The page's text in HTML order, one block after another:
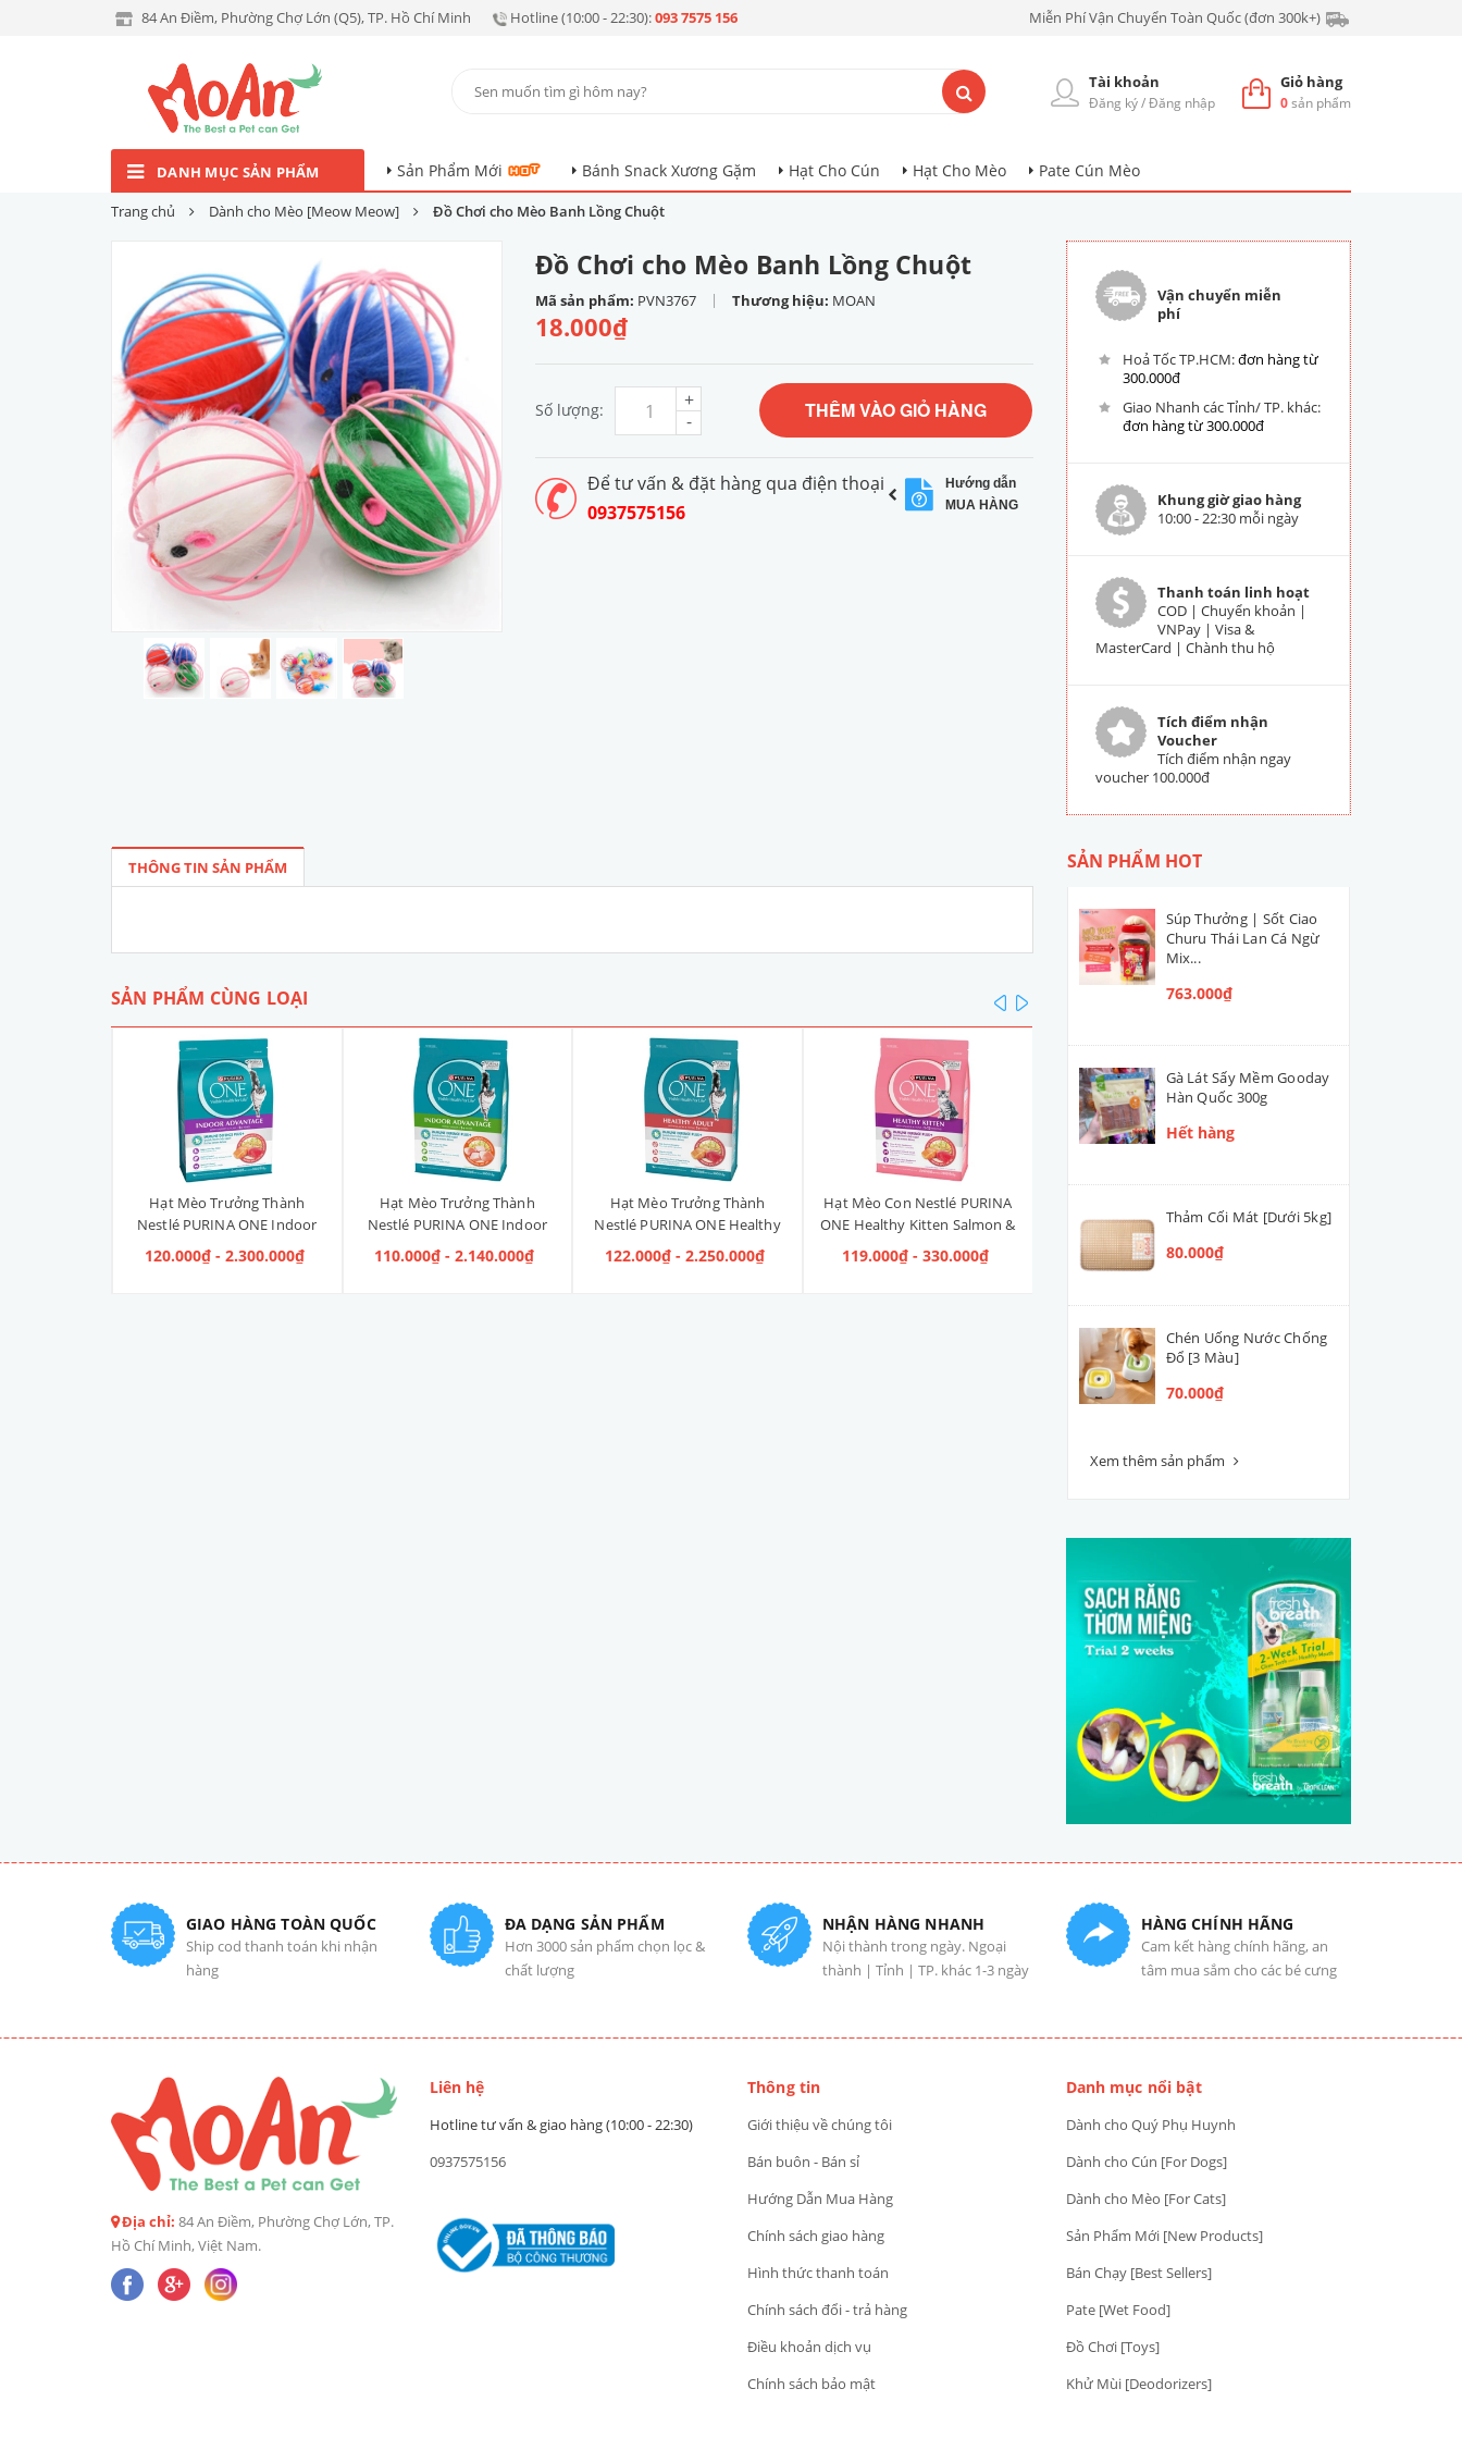
84 An Điềm, Phường Chợ Lớn (Q5), TP. Hồ Chí Minh Hotline (10:00 - 22:30):093 7575 156 Miễn Phí Vận Chuyển Toàn Quốc (đơn 300k+)
Giỏ hàng
0sản phẩm
Tài khoản
Đăng ký/Đăng nhập
DANH MỤC SẢN PHẨM Sản Phẩm Mới Bánh Snack Xương Gặm Hạt Cho Cún Hạt Cho Mèo Pate Cún Mèo
Trang chủ Dành cho Mèo [Meow Meow] Đồ Chơi cho Mèo Banh Lồng Chuột
Đồ Chơi cho Mèo Banh Lồng Chuột
Mã sản phẩm: PVN3767 | Thương hiệu: MOAN
18.000₫
Số lượng: -
+ THÊM VÀO GIỎ HÀNG
Để tư vấn & đặt hàng qua điện thoại
0937575156
Hướng dẫn
MUA HÀNG
Vận chuyển miễn
phí
Hoả Tốc TP.HCM:đơn hàng từ
300.000đ
Giao Nhanh các Tỉnh/ TP. khác:
đơn hàng từ 300.000đ
Khung giờ giao hàng
10:00 - 22:30 mỗi ngày
Thanh toán linh hoạt
COD | Chuyển khoản |
VNPay | Visa &
MasterCard | Chành thu hộ
Tích điểm nhận
Voucher
Tích điểm nhận ngay
voucher 100.000đ
THÔNG TIN SẢN PHẨM
SẢN PHẨM CÙNG LOẠI
Hạt Mèo Trưởng Thành
Nestlé PURINA ONE Indoor
Advantage Salmon & Tuna [Vị
Cá Hồi & Cá Ngừ]
120.000₫ - 2.300.000₫
Hạt Mèo Trưởng Thành
Nestlé PURINA ONE Indoor
Advantage [Vị Gà]
110.000₫ - 2.140.000₫
Hạt Mèo Trưởng Thành
Nestlé PURINA ONE Healthy
Adult Salmon & Tuna [Vị Cá
Hồi & Cá Ngừ]
122.000₫ - 2.250.000₫
Hạt Mèo Con Nestlé PURINA
ONE Healthy Kitten Salmon &
Tuna [Vị Cá Hồi & Cá Ngừ]
119.000₫ - 330.000₫
ONE Healthy Kitten [Vị Gà]
109.000₫ - 300.000₫
Ruột Cún Mèo
prev
SẢN PHẨM HOT
Súp Thưởng | Sốt Ciao
Churu Thái Lan Cá Ngừ
Mix...
763.000₫
Gà Lát Sấy Mềm Gooday
Hàn Quốc 300g
Hết hàng
Thảm Cối Mát [Dưới 5kg]
80.000₫
Chén Uống Nước Chống
Đổ [3 Màu]
70.000₫
Xem thêm sản phẩm
GIAO HÀNG TOÀN QUỐC
Ship cod thanh toán khi nhận
hàng
ĐA DẠNG SẢN PHẨM
Hơn 3000 sản phẩm chọn lọc &
chất lượng
NHẬN HÀNG NHANH
Nội thành trong ngày. Ngoại
thành | Tỉnh | TP. khác 1-3 ngày
HÀNG CHÍNH HÃNG
Cam kết hàng chính hãng, an
tâm mua sắm cho các bé cưng
Địa chỉ: 84 An Điềm, Phường Chợ Lớn, TP.
Hồ Chí Minh, Việt Nam.
Liên hệ
Hotline tư vấn & giao hàng (10:00 - 22:30)
0937575156
Thông tin
Giới thiệu về chúng tôi
Bán buôn - Bán sỉ
Hướng Dẫn Mua Hàng
Chính sách giao hàng
Hình thức thanh toán
Chính sách đổi - trả hàng
Điều khoản dịch vụ
Chính sách bảo mật
Danh mục nổi bật
Dành cho Quý Phụ Huynh
Dành cho Cún [For Dogs]
Dành cho Mèo [For Cats]
Sản Phẩm Mới [New Products]
Bán Chạy [Best Sellers]
Pate [Wet Food]
Đồ Chơi [Toys]
Khử Mùi [Deodorizers]